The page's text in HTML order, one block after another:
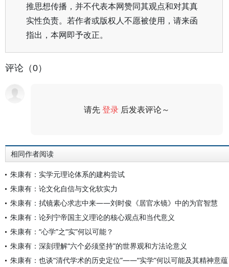
推思想传播，并不代表本网赞同其观点和对其真
实性负责。若作者或版权人不愿被使用，请来函
指出，本网即予改正。
评论（0）
请先登录 后发表评论～
相同作者阅读
朱康有：实学元理论体系的建构尝试
朱康有：论文化自信与文化软实力
朱康有：拭镜素心求志中来——刘时俊《居官水镜》中的为官智慧
朱康有：论列宁帝国主义理论的核心观点和当代意义
朱康有：“心学”之“实”何以可能？
朱康有：深刻理解“六个必须坚持”的世界观和方法论意义
朱康有：也谈“清代学术的历史定位”——“实学”何以可能及其精神意蕴